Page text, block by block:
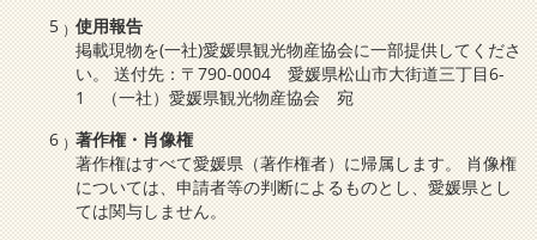
使用報告
掲載現物を(一社)愛媛県観光物産協会に一部提供してくださ
い。 送付先：〒790-0004 愛媛県松山市大街道三丁目6-
1 （一社）愛媛県観光物産協会 宛
著作権・肖像権
著作権はすべて愛媛県（著作権者）に帰属します。 肖像権
については、申請者等の判断によるものとし、愛媛県とし
ては関与しません。